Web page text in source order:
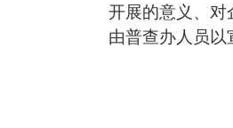
开展的意义、对
由普查办人员以